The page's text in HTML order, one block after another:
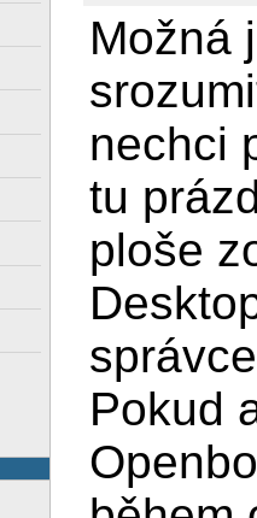
Možná
nechci
tu
ploše
Pokud